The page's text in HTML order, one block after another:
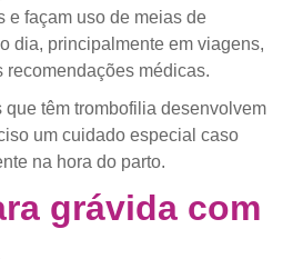
façam uso de meias de
dia, principalmente em viagens,
recomendações médicas.
que têm trombofilia desenvolvem
um cuidado especial caso
na hora do parto.
grávida com